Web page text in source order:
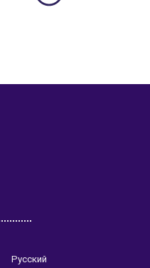
Русский